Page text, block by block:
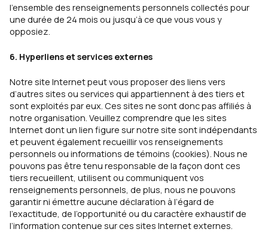
l’ensemble des renseignements personnels collectés pour
une durée de 24 mois ou jusqu’à ce que vous vous y
opposiez.
6. Hyperliens et services externes
Notre site Internet peut vous proposer des liens vers
d’autres sites ou services qui appartiennent à des tiers et
sont exploités par eux. Ces sites ne sont donc pas affiliés à
notre organisation. Veuillez comprendre que les sites
Internet dont un lien figure sur notre site sont indépendants
et peuvent également recueillir vos renseignements
personnels ou informations de témoins (cookies). Nous ne
pouvons pas être tenu responsable de la façon dont ces
tiers recueillent, utilisent ou communiquent vos
renseignements personnels, de plus, nous ne pouvons
garantir ni émettre aucune déclaration à l’égard de
l’exactitude, de l’opportunité ou du caractère exhaustif de
l’information contenue sur ces sites Internet externes.